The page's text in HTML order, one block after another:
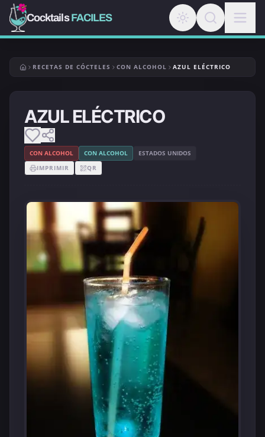
CocktailsFACILES
RECETAS DE CÓCTELES CON ALCOHOL AZUL ELÉCTRICO
AZUL ELÉCTRICO
CON ALCOHOL CON ALCOHOL
ESTADOS UNIDOS
IMPRIMIR
QR